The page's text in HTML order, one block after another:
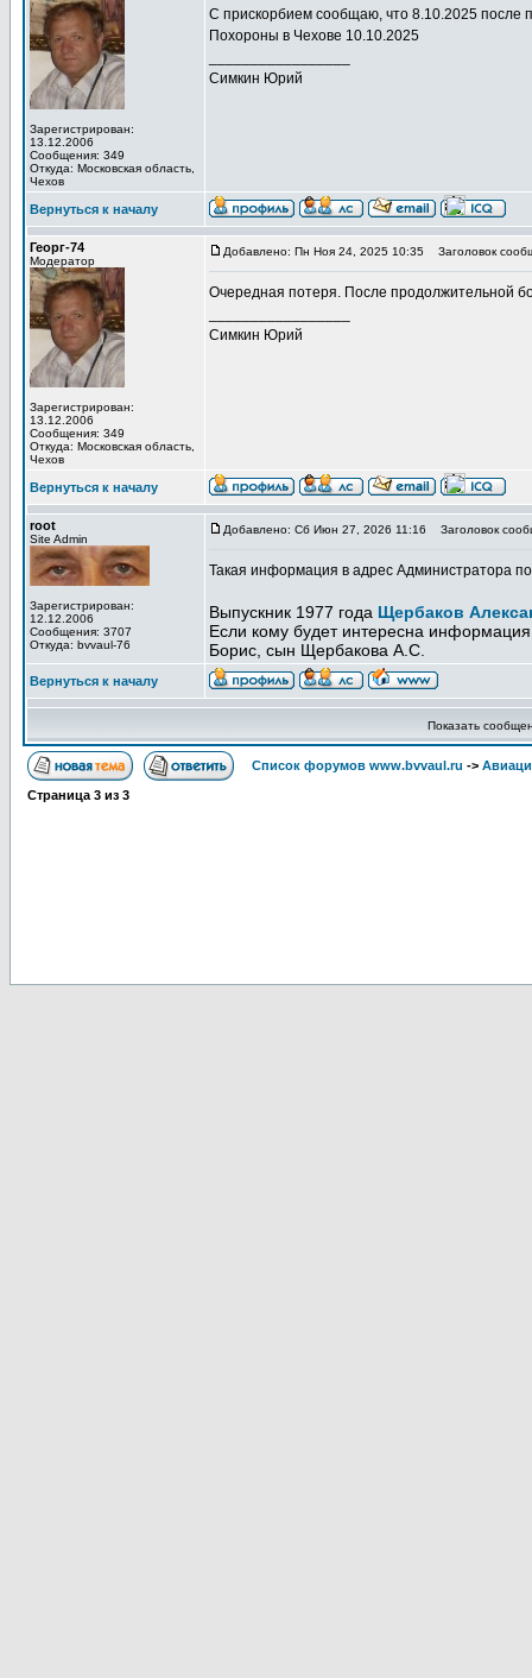
Зарегистрирован:
13.12.2006
Сообщения: 349
Откуда: Московская область,
Чехов
С прискорбием сообщаю, что 8.10.2025 после
Похороны в Чехове 10.10.2025
Симкин Юрий
Вернуться к началу
Георг-74
Модератор
Зарегистрирован:
13.12.2006
Сообщения: 349
Откуда: Московская область,
Чехов
Добавлено: Пн Ноя 24, 2025 10:35 Заголовок
Очередная потеря. После продолжительной
Симкин Юрий
Вернуться к началу
root
Site Admin
Зарегистрирован:
12.12.2006
Сообщения: 3707
Откуда: bvvaul-76
Добавлено: Сб Июн 27, 2026 11:16 Заголовок
Такая информация в адрес Администратора
Выпускник 1977 года Щербаков
Если кому будет интересна
Борис, сын Щербакова А.С.
Вернуться к началу
Показать
Список форумов www.bvvaul.ru ->
Страница 3 из 3